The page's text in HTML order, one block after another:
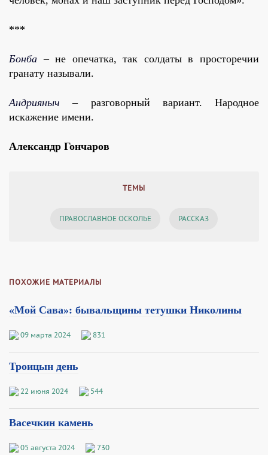
***
Бонба – не опечатка, так солдаты в просторечии
гранату называли.
Андрияныч – разговорный вариант. Народное
искажение имени.
Александр Гончаров
ТЕМЫ
ПРАВОСЛАВНОЕ ОСКОЛЬЕ РАССКАЗ
ПОХОЖИЕ МАТЕРИАЛЫ
«Мой Сава»: бывальщины тетушки Николины
09 марта 2024 831
Троицын день
22 июня 2024 544
Васечкин камень
05 августа 2024 730